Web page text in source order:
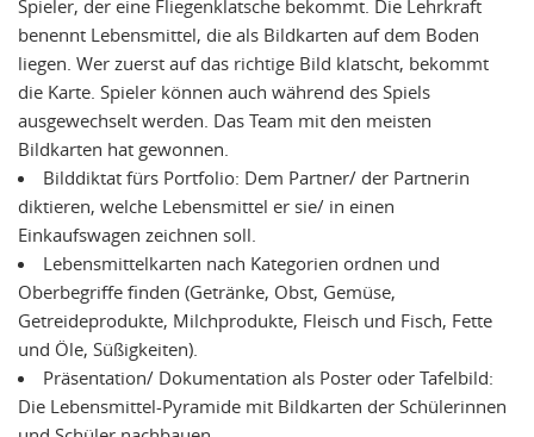
Spieler, der eine Fliegenklatsche bekommt. Die Lehrkraft
benennt Lebensmittel, die als Bildkarten auf dem Boden
liegen. Wer zuerst auf das richtige Bild klatscht, bekommt
die Karte. Spieler können auch während des Spiels
ausgewechselt werden. Das Team mit den meisten
Bildkarten hat gewonnen.
Bilddiktat fürs Portfolio: Dem Partner/ der Partnerin
diktieren, welche Lebensmittel er sie/ in einen
Einkaufswagen zeichnen soll.
Lebensmittelkarten nach Kategorien ordnen und
Oberbegriffe finden (Getränke, Obst, Gemüse,
Getreideprodukte, Milchprodukte, Fleisch und Fisch, Fette
und Öle, Süßigkeiten).
Präsentation/ Dokumentation als Poster oder Tafelbild:
Die Lebensmittel-Pyramide mit Bildkarten der Schülerinnen